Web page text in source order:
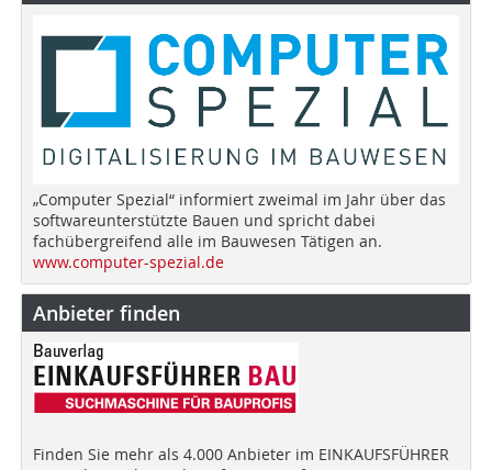
„Computer Spezial“ informiert zweimal im Jahr über das
softwareunterstützte Bauen und spricht dabei
fachübergreifend alle im Bauwesen Tätigen an.
www.computer-spezial.de
Anbieter finden
Finden Sie mehr als 4.000 Anbieter im EINKAUFSFÜHRER